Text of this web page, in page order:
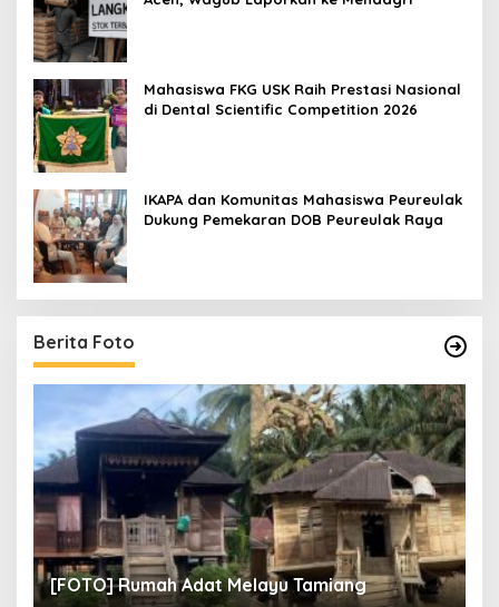
Mahasiswa FKG USK Raih Prestasi Nasional
di Dental Scientific Competition 2026
IKAPA dan Komunitas Mahasiswa Peureulak
Dukung Pemekaran DOB Peureulak Raya
Berita Foto
[FOTO] Rumah Adat Melayu Tamiang